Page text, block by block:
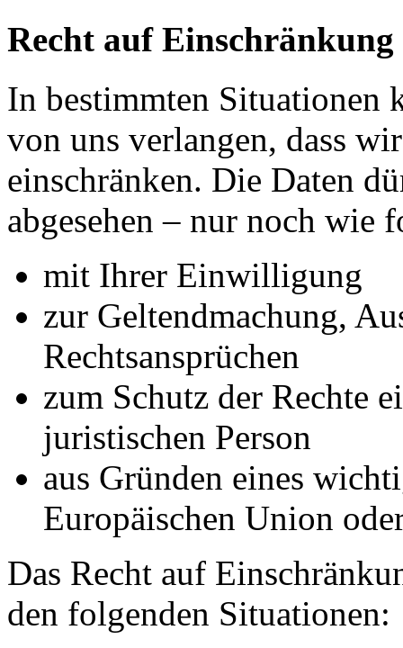
Recht auf
In bestimmten Situationen
von uns verlangen, dass
einschränken. Die Daten
abgesehen – nur noch wie
mit Ihrer Einwilligung
zur Geltendmachung,
Rechtsansprüchen
zum Schutz der Rechte
juristischen Person
aus Gründen eines
Europäischen Union
Das Recht auf
den folgenden Situationen: